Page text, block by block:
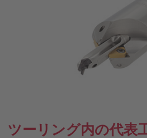
ツーリング内の代表